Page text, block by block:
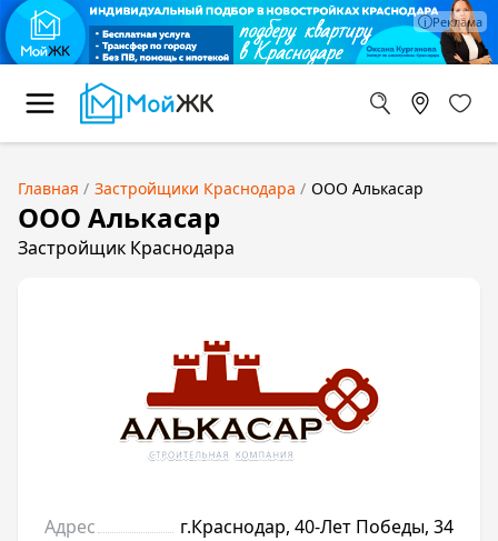
Главная Застройщики Краснодара ООО Алькасар
ООО Алькасар
Застройщик Краснодара
Адрес
г.Краснодар, 40-Лет Победы, 34